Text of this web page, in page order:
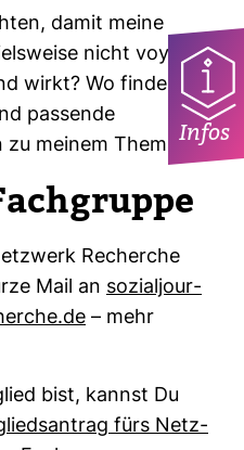
damit meine
nicht voy­eu­ris­
wirkt? Wo finde ich
pas­sende
meinem Thema?
Recherche
Mail an sozi­al­jour­
– mehr
bist, kannst Du
fürs Netz­
Infos